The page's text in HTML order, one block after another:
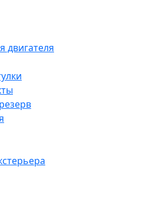
двигателя